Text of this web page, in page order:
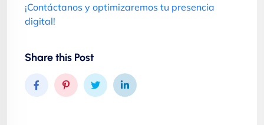
¡Contáctanos y optimizaremos tu presencia
digital!
Share this Post